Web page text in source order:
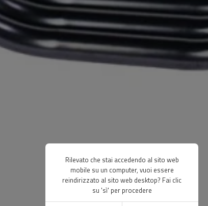
Rilevato che stai accedendo al sito web
mobile su un computer, vuoi essere
reindirizzato al sito web desktop? Fai clic
su 'sì' per procedere